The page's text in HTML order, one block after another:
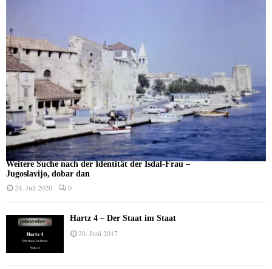
Weitere Suche nach der Identität der Isdal-Frau –
Jugoslavijo, dobar dan
24. Juli 2020 0
Hartz 4 – Der Staat im Staat
20. Juni 2017